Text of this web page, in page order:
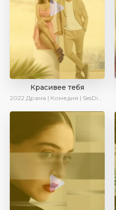
Красивее тебя
2022 Драма | Комедия | SesDizi | AveTurk | Turok1990